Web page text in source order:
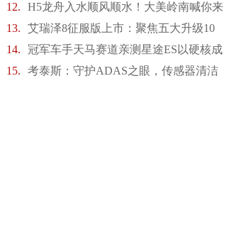
12. H5龙舟入水顺风顺水！大美岭南喊你来
13. 艾瑞泽8征服版上市：聚焦五大升级10
14. 冠军车手天马赛道亲测星途ES以硬核成
15. 考泰斯：守护ADAS之眼，传感器清洁